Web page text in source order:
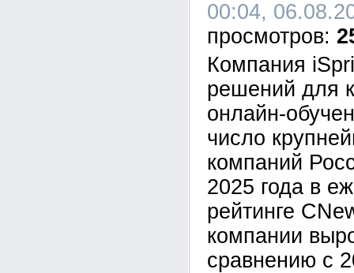
00:04,
Компания
решений для
онлайн-
число
компаний
2025 года в
рейтинге
компании
сравнению с